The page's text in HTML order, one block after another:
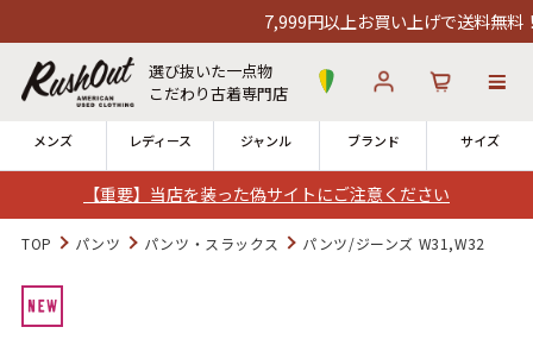
【重要】当店を装った偽サイトにご注意ください
7,999円以上お買い上げで送料無料！
選び抜いた一点物
こだわり古着専門店
メンズ レディース ジャンル ブランド サイズ
ログイン
全国7店舗・公式通販の比較
TOP パンツ パンツ・スラックス パンツ/ジーンズ W31,W32